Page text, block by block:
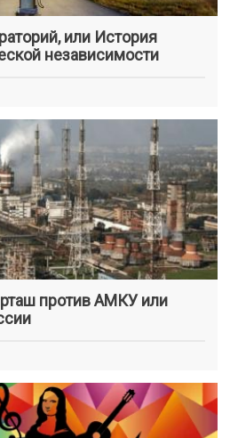
или История
независимости
против АМКУ или